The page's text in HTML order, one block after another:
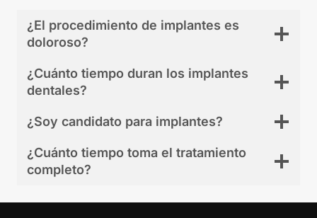
¿El procedimiento de implantes es
doloroso?
¿Cuánto tiempo duran los implantes
dentales?
¿Soy candidato para implantes?
¿Cuánto tiempo toma el tratamiento
completo?